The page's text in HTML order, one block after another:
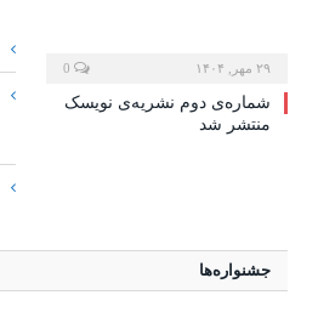
۲۹ مهر, ۱۴۰۴
شماره‌ی دوم نشریه‌ی نویسک
منتشر شد
جشنواره‌ها